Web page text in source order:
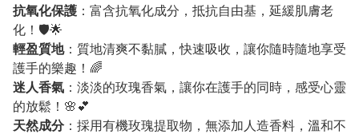
抗氧化保護 ：富含抗氧化成分，抵抗自由基，延緩肌膚老
化！🛡️🌟
輕盈質地：質地清爽不黏膩，快速吸收，讓你隨時隨地享受
護手的樂趣！🌈
迷人香氣 ：淡淡的玫瑰香氣，讓你在護手的同時，感受心靈
的放鬆！🌸💕
天然成分：採用有機玫瑰提取物，無添加人造香料，溫和不